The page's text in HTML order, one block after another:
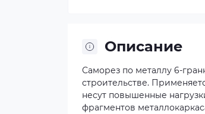
Описание
Саморез по металлу 6-
строительстве.
несут повышенные
фрагментов